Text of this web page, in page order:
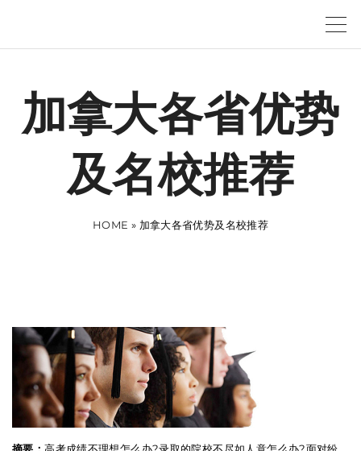
加拿大各省优势
及名校推荐
HOME » 加拿大各省优势及名校推荐